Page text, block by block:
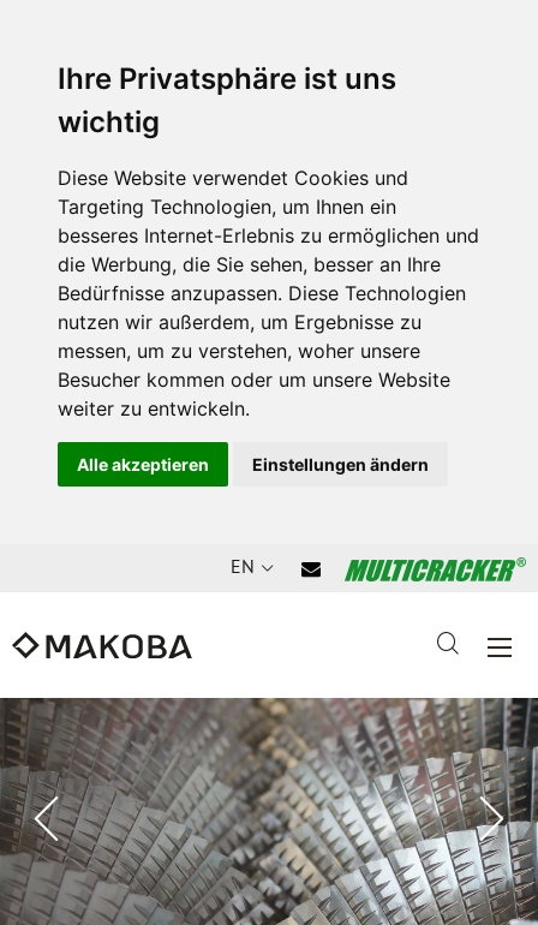
Ihre Privatsphäre ist uns
wichtig
Diese Website verwendet Cookies und
Targeting Technologien, um Ihnen ein
besseres Internet-Erlebnis zu ermöglichen und
die Werbung, die Sie sehen, besser an Ihre
Bedürfnisse anzupassen. Diese Technologien
nutzen wir außerdem, um Ergebnisse zu
messen, um zu verstehen, woher unsere
Besucher kommen oder um unsere Website
weiter zu entwickeln.
Alle akzeptieren Einstellungen ändern
EN
Previous
slide